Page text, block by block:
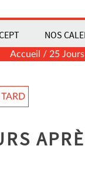
NOS
Accueil / 25